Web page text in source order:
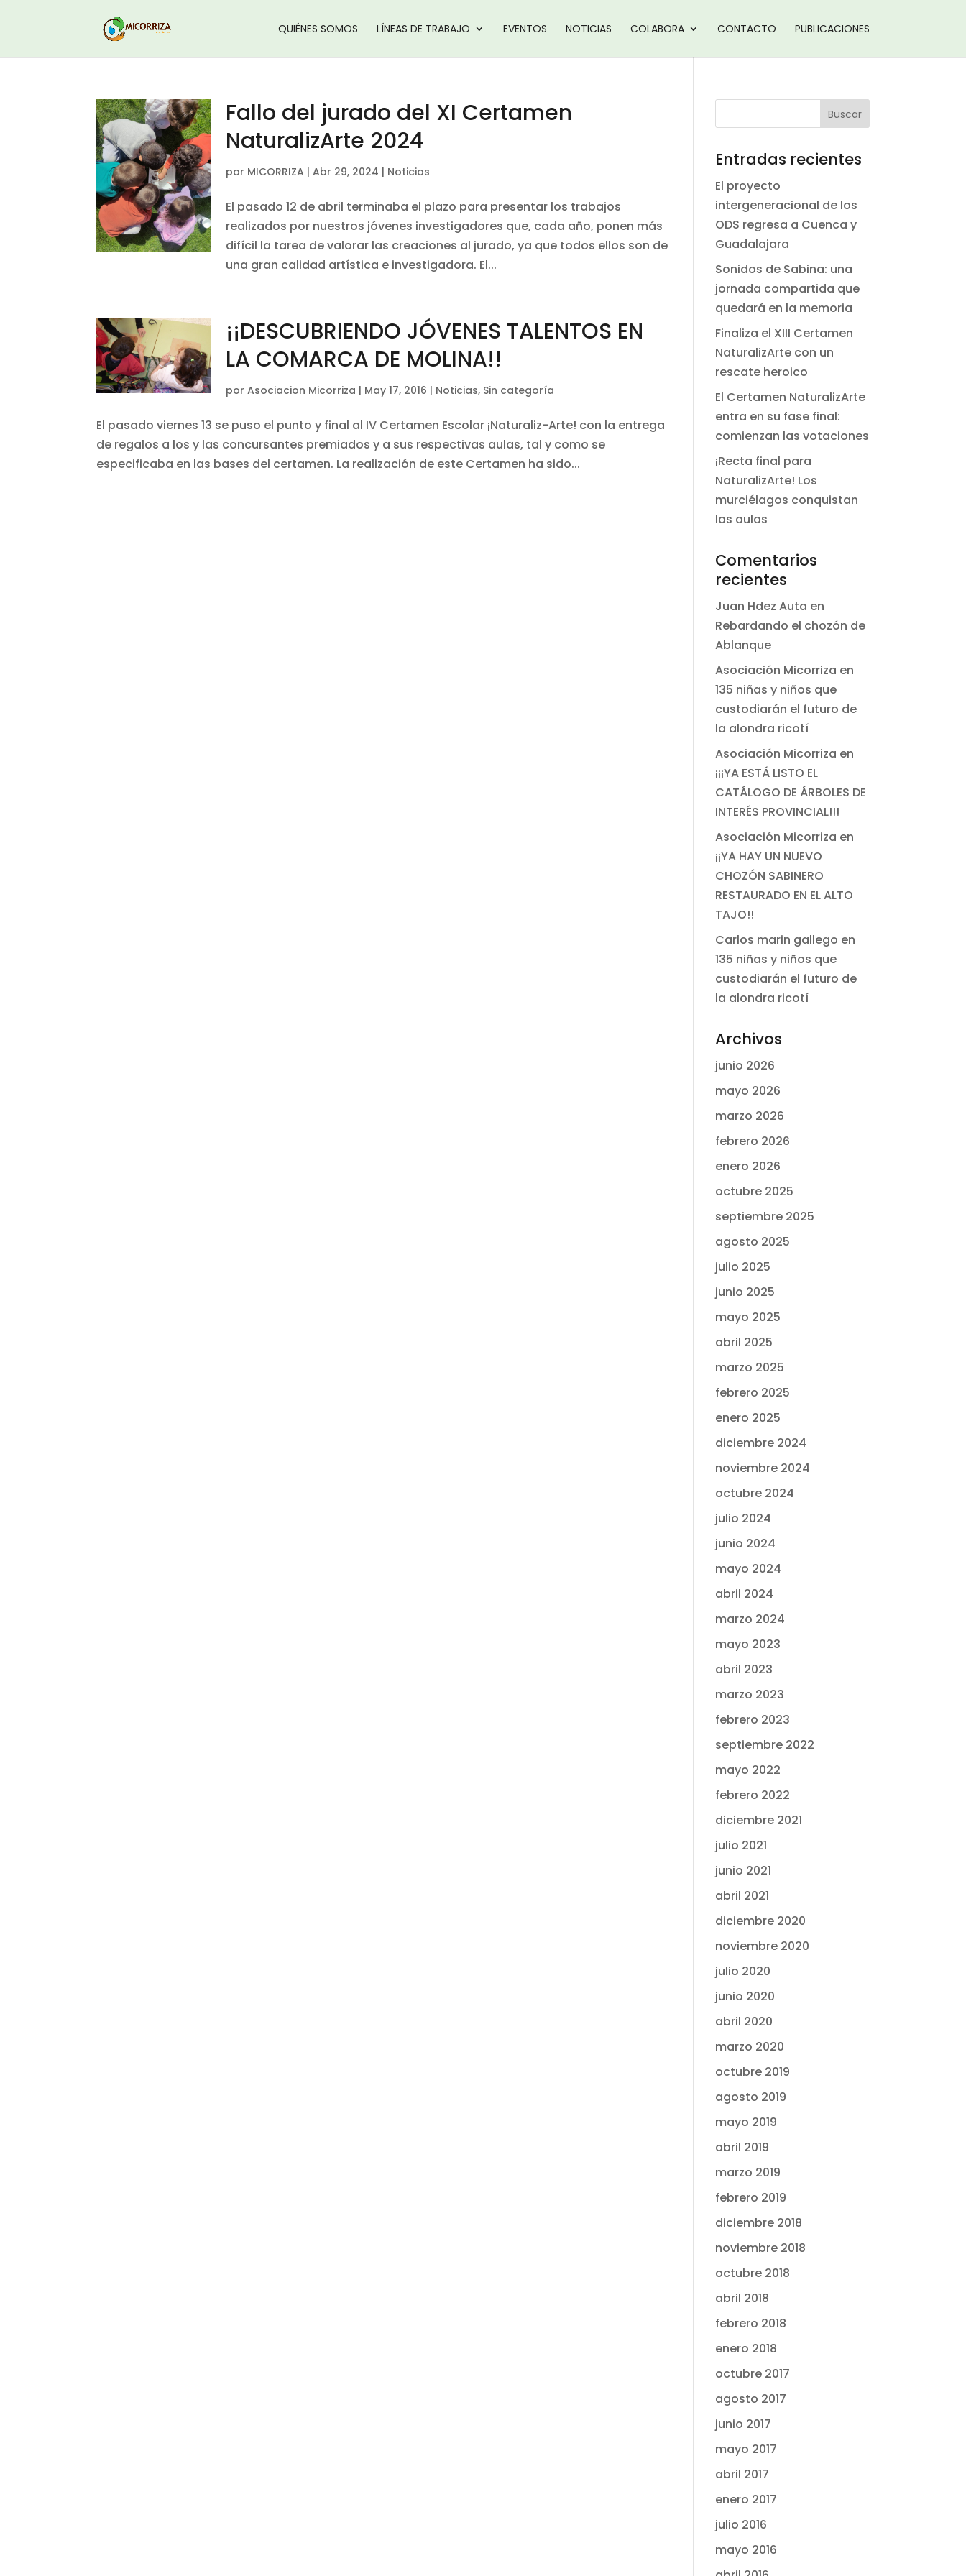
QUIÉNES SOMOS LÍNEAS DE TRABAJO EVENTOS NOTICIAS COLABORA CONTACTO PUBLICACIONES
Fallo del jurado del XI Certamen
NaturalizArte 2024
por MICORRIZA |Abr 29, 2024 | Noticias
El pasado 12 de abril terminaba el plazo para presentar los trabajos
realizados por nuestros jóvenes investigadores que, cada año, ponen más
difícil la tarea de valorar las creaciones al jurado, ya que todos ellos son de
una gran calidad artística e investigadora. El...
¡¡DESCUBRIENDO JÓVENES TALENTOS EN
LA COMARCA DE MOLINA!!
porAsociacion Micorriza | May 17, 2016 | Noticias, Sin categoría
El pasado viernes 13 se puso el punto y final al IV Certamen Escolar ¡Naturaliz-Arte! con la entrega
de regalos a los y las concursantes premiados y a sus respectivas aulas, tal y como se
especificaba en las bases del certamen. La realización de este Certamen ha sido...
Entradas recientes
El proyecto
intergeneracional de los
ODS regresa a Cuenca y
Guadalajara
Sonidos de Sabina: una
jornada compartida que
quedará en la memoria
Finaliza el XIII Certamen
NaturalizArte con un
rescate heroico
El Certamen NaturalizArte
entra en su fase final:
comienzan las votaciones
¡Recta final para
NaturalizArte! Los
murciélagos conquistan
las aulas
Comentarios
recientes
Juan Hdez Auta en
Rebardando el chozón de
Ablanque
Asociación Micorriza en
135 niñas y niños que
custodiarán el futuro de
la alondra ricotí
Asociación Micorriza en
¡¡¡YA ESTÁ LISTO EL
CATÁLOGO DE ÁRBOLES DE
INTERÉS PROVINCIAL!!!
Asociación Micorriza en
¡¡YA HAY UN NUEVO
CHOZÓN SABINERO
RESTAURADO EN EL ALTO
TAJO!!
Carlos marin gallego en
135 niñas y niños que
custodiarán el futuro de
la alondra ricotí
Archivos
junio 2026
mayo 2026
marzo 2026
febrero 2026
enero 2026
octubre 2025
septiembre 2025
agosto 2025
julio 2025
junio 2025
mayo 2025
abril 2025
marzo 2025
febrero 2025
enero 2025
diciembre 2024
noviembre 2024
octubre 2024
julio 2024
junio 2024
mayo 2024
abril 2024
marzo 2024
mayo 2023
abril 2023
marzo 2023
febrero 2023
septiembre 2022
mayo 2022
febrero 2022
diciembre 2021
julio 2021
junio 2021
abril 2021
diciembre 2020
noviembre 2020
julio 2020
junio 2020
abril 2020
marzo 2020
octubre 2019
agosto 2019
mayo 2019
abril 2019
marzo 2019
febrero 2019
diciembre 2018
noviembre 2018
octubre 2018
abril 2018
febrero 2018
enero 2018
octubre 2017
agosto 2017
junio 2017
mayo 2017
abril 2017
enero 2017
julio 2016
mayo 2016